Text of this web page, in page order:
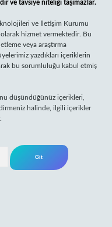
ve tavsiye niteliği taşımazlar.
ve İletişim Kurumu
olarak hizmet vermektedir. Bu
veya araştırma
yazdıkları içeriklerin
bu sorumluluğu kabul etmiş
düşündüğünüz içerikleri,
halinde, ilgili içerikler